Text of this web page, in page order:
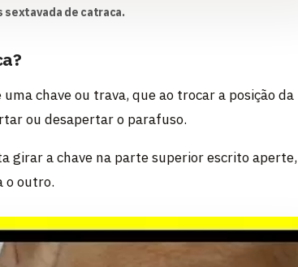
sextavada de catraca.
chave ou trava, que ao trocar a posição da
ou desapertar o parafuso.
girar a chave na parte superior escrito aperte,
o outro.